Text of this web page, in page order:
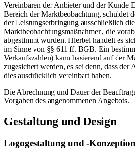
Vereinbaren der Anbieter und der Kunde
Bereich der Marktbeobachtung, schuldet
der Leistungserbringung ausschließlich die
Marktbeobachtungsmaßnahmen, die
abgestimmt wurden. Hierbei handelt es
im Sinne von §§ 611 ff. BGB. Ein
Verkaufszahlen) kann basierend auf der
zugesichert werden, es sei denn, dass der
dies ausdrücklich vereinbart haben.
Die Abrechnung und Dauer der
Vorgaben des angenommenen Angebots.
Gestaltung und Design
Logogestaltung und -Konzeption